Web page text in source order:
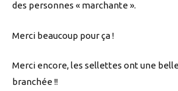
des personnes « marchante ».
Merci beaucoup pour ça !
Merci encore, les sellettes ont une
branchée !!